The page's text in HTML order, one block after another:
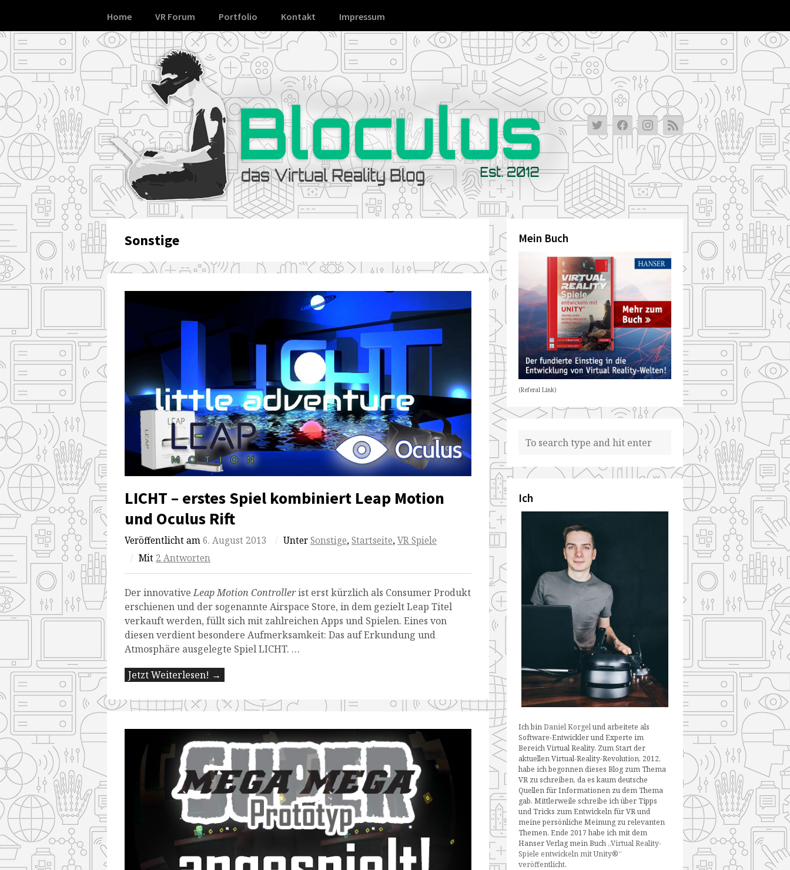
content
Home VR Forum Portfolio Kontakt Impressum
Sonstige
LICHT – erstes Spiel kombiniert Leap Motion
und Oculus Rift
Veröffentlicht am6. August 2013 / UnterSonstige,Startseite,VR Spiele
/ Mit 2 Antworten
Der innovativeLeap Motion Controllerist erst kürzlich als Consumer Produkt
erschienen und der sogenannte Airspace Store, in dem gezielt Leap Titel
verkauft werden, füllt sich mit zahlreichen Apps und Spielen. Eines von
diesen verdient besondere Aufmerksamkeit: Das auf Erkundung und
Atmosphäre ausgelegte Spiel LICHT. …
Jetzt Weiterlesen! →
Mein Buch
(Referal Link)
Ich
Ich binDaniel Korgelund arbeitete als
Software-Entwickler und Experte im
Bereich Virtual Reality. Zum Start der
aktuellen Virtual-Reality-Revolution, 2012,
habe ich begonnen dieses Blog zum Thema
VR zu schreiben, da es kaum deutsche
Quellen für Informationen zu dem Thema
gab. Mittlerweile schreibe ich über Tipps
und Tricks zum Entwickeln für VR und
meine persönliche Meinung zu relevanten
Themen. Ende 2017 habe ich mit dem
Hanser Verlag mein Buch „Virtual Reality-
Spiele entwickeln mit Unity®“
veröffentlicht.